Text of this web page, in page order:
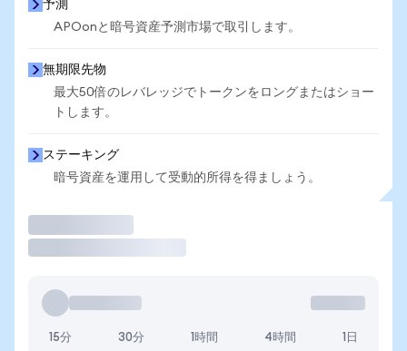
予測
APOonと暗号資産予測市場で取引します。
無期限先物
最大50倍のレバレッジでトークンをロングまたはショー
トします。
ステーキング
暗号資産を運用して受動的所得を得ましょう。
15分 30分 1時間 4時間 1日